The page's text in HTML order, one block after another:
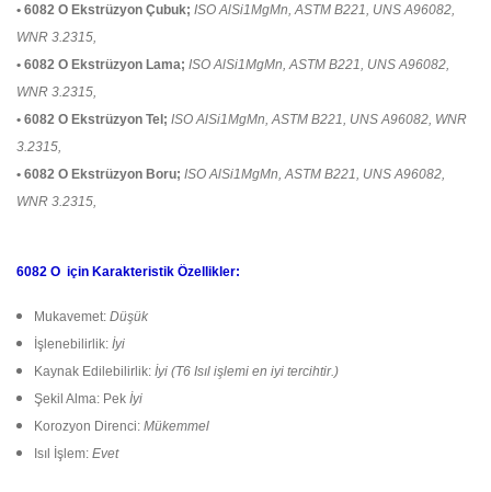
• 6082 O Ekstrüzyon Çubuk; ISO AlSi1MgMn, ASTM B221, UNS A96082,
WNR 3.2315,
• 6082 O Ekstrüzyon Lama; ISO AlSi1MgMn, ASTM B221, UNS A96082,
WNR 3.2315,
• 6082 O Ekstrüzyon Tel; ISO AlSi1MgMn, ASTM B221, UNS A96082, WNR
3.2315,
• 6082 O Ekstrüzyon Boru; ISO AlSi1MgMn, ASTM B221, UNS A96082,
WNR 3.2315,
6082 O için Karakteristik Özellikler:
Mukavemet: Düşük
İşlenebilirlik: İyi
Kaynak Edilebilirlik: İyi (T6 Isıl işlemi en iyi tercihtir.)
Şekil Alma: Pek İyi
Korozyon Direnci: Mükemmel
Isıl İşlem: Evet